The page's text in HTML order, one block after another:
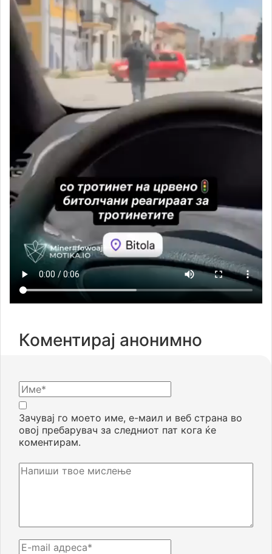
Коментирај анонимно
Зачувај го моето име, е-маил и веб страна во
овој пребарувач за следниот пат кога ќе
коментирам.